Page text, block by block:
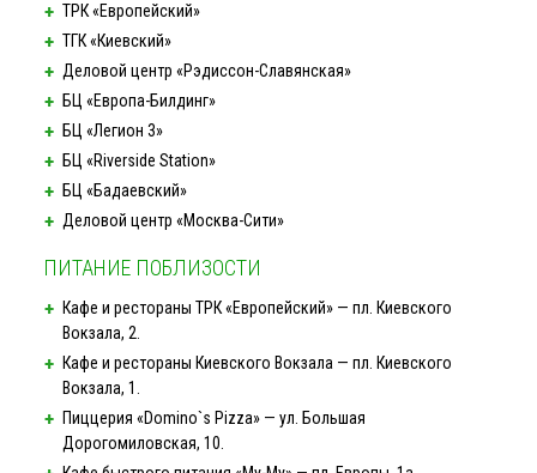
ТРК «Европейский»
ТГК «Киевский»
Деловой центр «Рэдиссон-Славянская»
БЦ «Европа-Билдинг»
БЦ «Легион 3»
БЦ «Riverside Station»
БЦ «Бадаевский»
Деловой центр «Москва-Сити»
ПИТАНИЕ ПОБЛИЗОСТИ
Кафе и рестораны ТРК «Европейский» — пл. Киевского
Вокзала, 2.
Кафе и рестораны Киевского Вокзала — пл. Киевского
Вокзала, 1.
Пиццерия «Domino`s Pizza» — ул. Большая
Дорогомиловская, 10.